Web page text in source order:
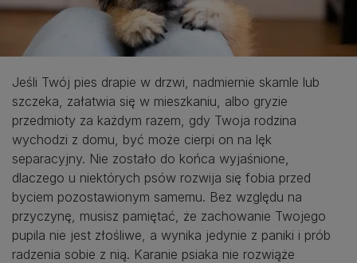
Jeśli Twój pies drapie w drzwi, nadmiernie skamle lub
szczeka, załatwia się w mieszkaniu, albo gryzie
przedmioty za każdym razem, gdy Twoja rodzina
wychodzi z domu, być może cierpi on na lęk
separacyjny. Nie zostało do końca wyjaśnione,
dlaczego u niektórych psów rozwija się fobia przed
byciem pozostawionym samemu. Bez względu na
przyczynę, musisz pamiętać, że zachowanie Twojego
pupila nie jest złośliwe, a wynika jedynie z paniki i prób
radzenia sobie z nią. Karanie psiaka nie rozwiąże